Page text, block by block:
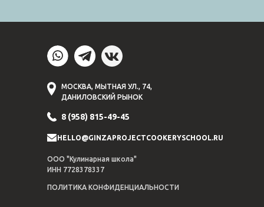
ПОЛИТИКА КОНФИДЕНЦИАЛЬНОСТИ
ООО "Кулинарная школа"
ИНН 7728378337
8 (958) 815-49-45
HELLO@GINZAPROJECTCOOKERYSCHOOL.RU
МОСКВА, МЫТНАЯ УЛ., 74,
ДАНИЛОВСКИЙ РЫНОК